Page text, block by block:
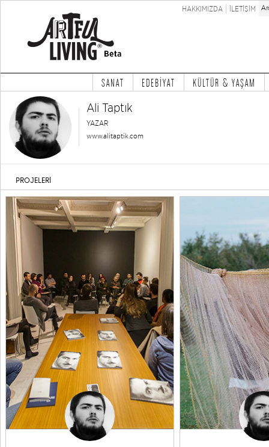
HAKKIMIZDA İLETİŞİM
SANAT EDEBİYAT KÜLTÜR & YAŞAM
Ali Taptık
YAZAR
www.alitaptik.com
PROJELERİ